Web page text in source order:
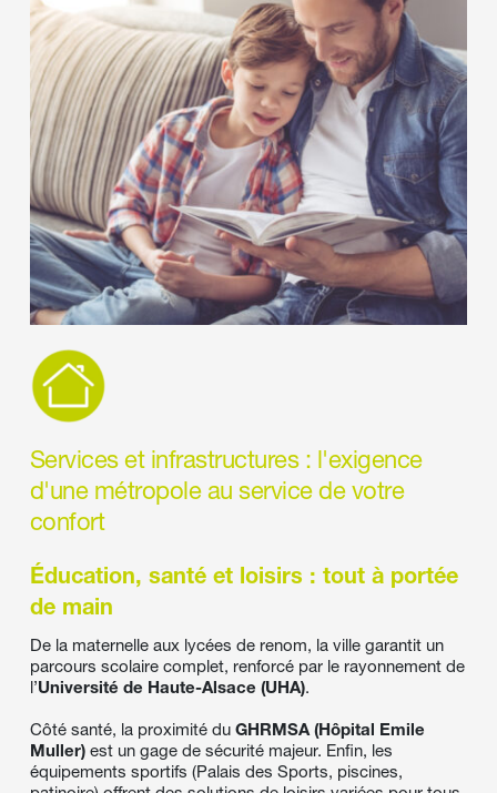
Services et infrastructures : l'exigence
d'une métropole au service de votre
confort
Éducation, santé et loisirs : tout à portée
de main
De la maternelle aux lycées de renom, la ville garantit un
parcours scolaire complet, renforcé par le rayonnement de
l’Université de Haute-Alsace (UHA).
Côté santé, la proximité du GHRMSA (Hôpital Emile
Muller) est un gage de sécurité majeur. Enfin, les
équipements sportifs (Palais des Sports, piscines,